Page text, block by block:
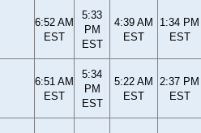
6:52 AM
EST
5:33
PM
EST
4:39 AM
EST
1:34 PM
EST
6:51 AM
EST
5:34
PM
EST
5:22 AM
EST
2:37 PM
EST